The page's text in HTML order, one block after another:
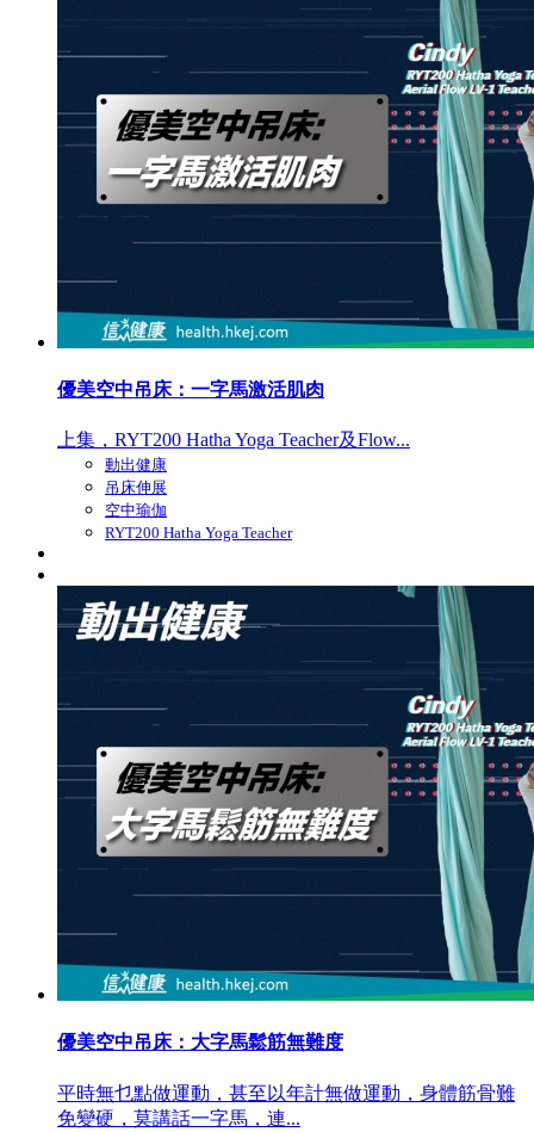
優美空中吊床：一字馬激活肌肉
上集，RYT200 Hatha Yoga Teacher及Flow...
動出健康
吊床伸展
空中瑜伽
RYT200 Hatha Yoga Teacher
優美空中吊床：大字馬鬆筋無難度
平時無乜點做運動，甚至以年計無做運動，身體筋骨難
免變硬，莫講話一字馬，連...